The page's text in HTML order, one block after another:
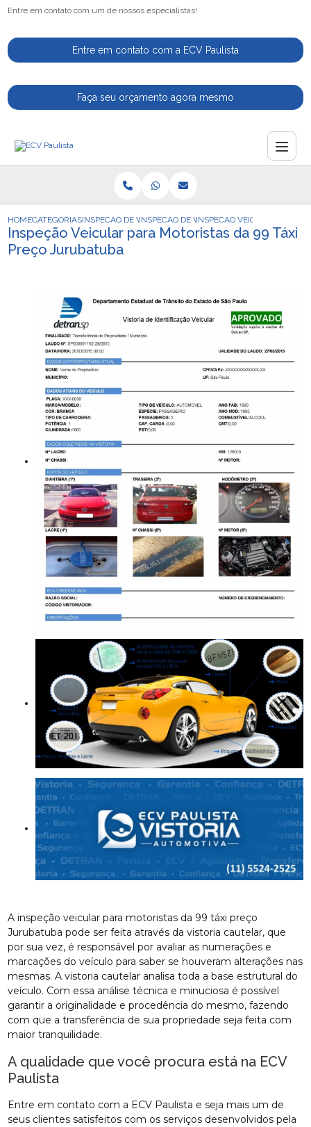
Entre em contato com um de nossos especialistas!
Entre em contato com a ECV Paulista
Faça seu orçamento agora mesmo
HOMECATEGORIASINSPECAO DE VEICULOSINSPECAO DE VEICULOINSPECAO VEICULAR PARA
Inspeção Veicular para Motoristas da 99 Táxi
Preço Jurubatuba
A inspeção veicular para motoristas da 99 táxi preço
Jurubatuba pode ser feita através da vistoria cautelar, que
por sua vez, é responsável por avaliar as numerações e
marcações do veículo para saber se houveram alterações nas
mesmas. A vistoria cautelar analisa toda a base estrutural do
veículo. Com essa análise técnica e minuciosa é possível
garantir a originalidade e procedência do mesmo, fazendo
com que a transferência de sua propriedade seja feita com
maior tranquilidade.
A qualidade que você procura está na ECV
Paulista
Entre em contato com a ECV Paulista e seja mais um de
seus clientes satisfeitos com os serviços desenvolvidos pela